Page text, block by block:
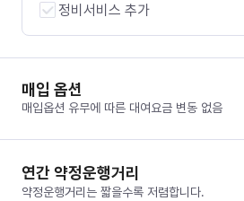
정비서비스 추가
매입 옵션
매입옵션 유무에 따른 대여요금 변동 없음
연간 약정운행거리
약정운행거리는 짧을수록 저렴합니다.